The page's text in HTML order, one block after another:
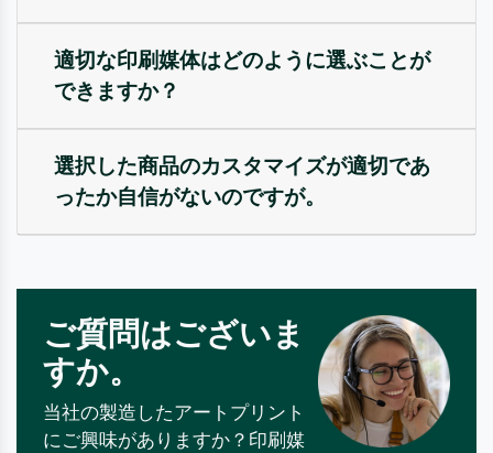
適切な印刷媒体はどのように選ぶことが
できますか？
選択した商品のカスタマイズが適切であ
ったか自信がないのですが。
ご質問はございま
すか。
当社の製造したアートプリント
にご興味がありますか？印刷媒